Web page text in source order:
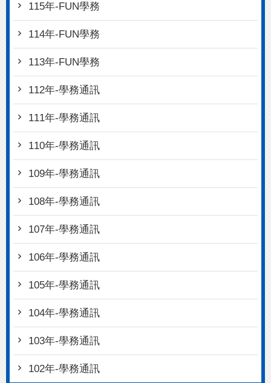
115年-FUN學務
114年-FUN學務
113年-FUN學務
112年-學務通訊
111年-學務通訊
110年-學務通訊
109年-學務通訊
108年-學務通訊
107年-學務通訊
106年-學務通訊
105年-學務通訊
104年-學務通訊
103年-學務通訊
102年-學務通訊